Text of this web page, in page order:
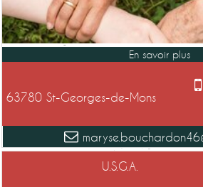
63780 St-Georges-de-Mons
U.S.G.A.